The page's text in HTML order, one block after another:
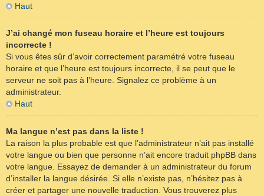
Haut
J’ai changé mon fuseau horaire et l’heure est toujours
incorrecte !
Si vous êtes sûr d’avoir correctement paramétré votre fuseau
horaire et que l’heure est toujours incorrecte, il se peut que le
serveur ne soit pas à l’heure. Signalez ce problème à un
administrateur.
Haut
Ma langue n’est pas dans la liste !
La raison la plus probable est que l’administrateur n’ait pas installé
votre langue ou bien que personne n’ait encore traduit phpBB dans
votre langue. Essayez de demander à un administrateur du forum
d’installer la langue désirée. Si elle n’existe pas, n’hésitez pas à
créer et partager une nouvelle traduction. Vous trouverez plus